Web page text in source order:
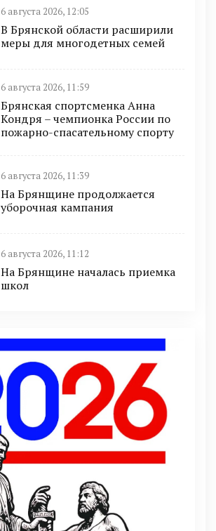
6 августа 2026, 12:05
В Брянской области расширили
меры для многодетных семей
6 августа 2026, 11:59
Брянская спортсменка Анна
Кондря – чемпионка России по
пожарно-спасательному спорту
6 августа 2026, 11:39
На Брянщине продолжается
уборочная кампания
6 августа 2026, 11:12
На Брянщине началась приемка
школ